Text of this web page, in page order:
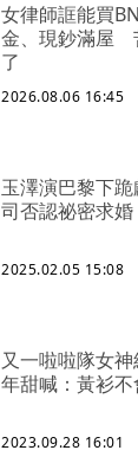
女律師誆能買
金、現鈔滿屋
了
2026.08.06 16:45
玉澤演巴黎下
司否認祕密求婚
2025.02.05 15:08
又一啦啦隊女
年甜喊：黃衫不
2023.09.28 16:01